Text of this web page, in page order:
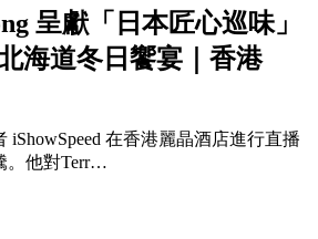
呈獻「日本匠心巡味」
海道冬日饗宴｜香港
iShowSpeed 在香港麗晶酒店進行直播
。他對Terr…